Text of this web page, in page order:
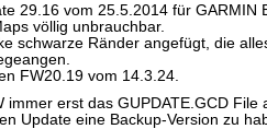
29.16 vom 25.5.2014 für GARMIN
völlig unbrauchbar.
schwarze Ränder angefügt, die
FW20.19 vom 14.3.24.
immer erst das GUPDATE.GCD
Update eine Backup-Version zu